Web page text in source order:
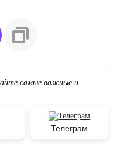
самые важные и
Телеграм